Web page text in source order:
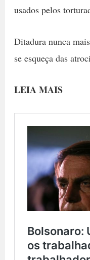
usados pelos
Ditadura nunca
se esqueça das
LEIA MAIS